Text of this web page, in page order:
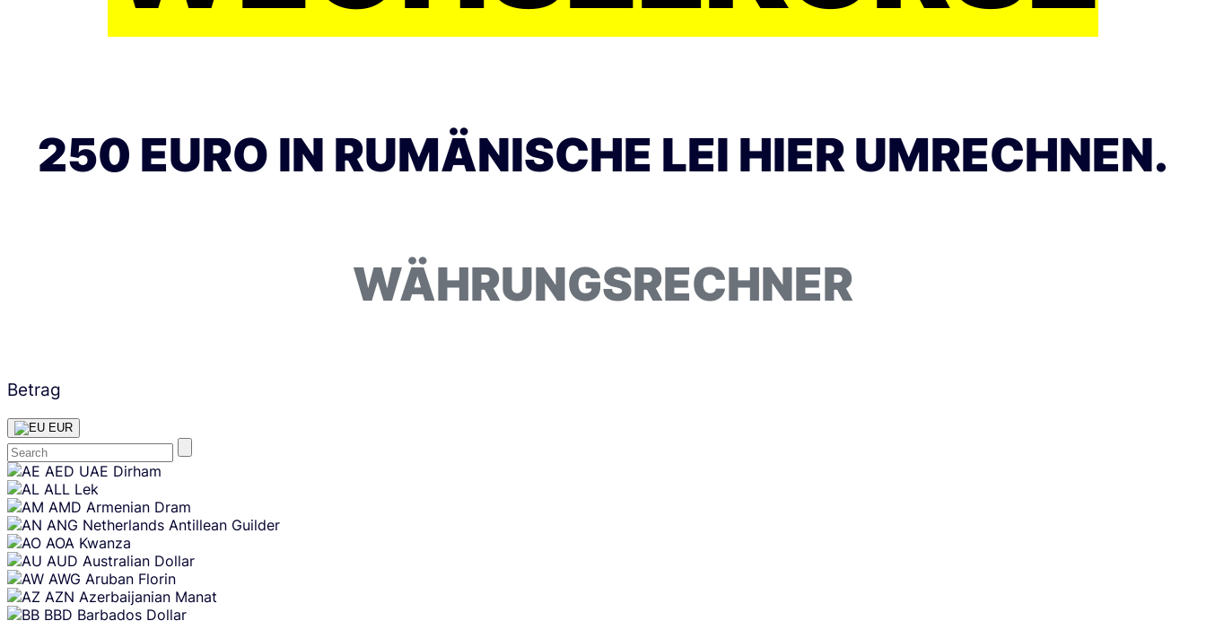
250 EURO IN RUMÄNISCHE LEI HIER UMRECHNEN.
WÄHRUNGSRECHNER
Betrag
EUR
Skip
content
AED UAE Dirham
ALL Lek
AMD Armenian Dram
ANG Netherlands Antillean Guilder
AOA Kwanza
AUD Australian Dollar
AWG Aruban Florin
AZN Azerbaijanian Manat
BBD Barbados Dollar